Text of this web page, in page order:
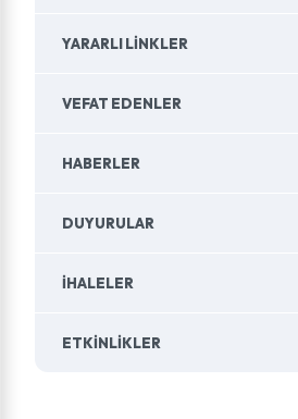
YARARLI LINKLER
VEFAT EDENLER
HABERLER
DUYURULAR
İHALELER
ETKINLIKLER